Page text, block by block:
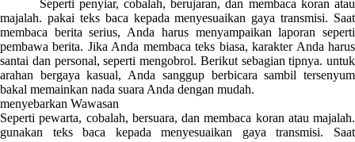
Seperti penyiar, cobalah, berujaran, dan membaca koran atau
majalah. pakai teks baca kepada menyesuaikan gaya transmisi. Saat
membaca berita serius, Anda harus menyampaikan laporan seperti
pembawa berita. Jika Anda membaca teks biasa, karakter Anda harus
santai dan personal, seperti mengobrol. Berikut sebagian tipnya. untuk
arahan bergaya kasual, Anda sanggup berbicara sambil tersenyum
bakal memainkan nada suara Anda dengan mudah.
menyebarkan Wawasan
Seperti pewarta, cobalah, bersuara, dan membaca koran atau majalah.
gunakan teks baca kepada menyesuaikan gaya transmisi. Saat